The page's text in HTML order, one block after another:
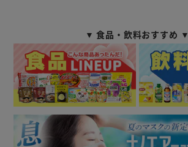
▼ 食品・飲料おすすめ ▼